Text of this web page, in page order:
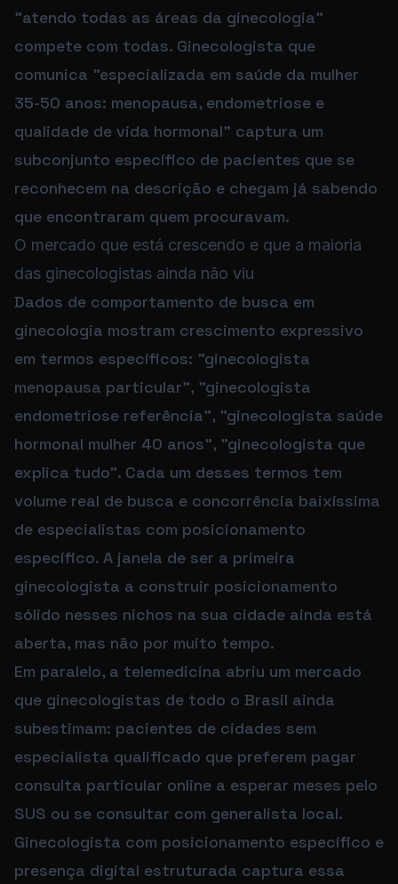
"atendo todas as áreas da ginecologia"
compete com todas. Ginecologista que
comunica "especializada em saúde da mulher
35-50 anos: menopausa, endometriose e
qualidade de vida hormonal" captura um
subconjunto específico de pacientes que se
reconhecem na descrição e chegam já sabendo
que encontraram quem procuravam.
O mercado que está crescendo e que a maioria
das ginecologistas ainda não viu
Dados de comportamento de busca em
ginecologia mostram crescimento expressivo
em termos específicos: "ginecologista
menopausa particular", "ginecologista
endometriose referência", "ginecologista saúde
hormonal mulher 40 anos", "ginecologista que
explica tudo". Cada um desses termos tem
volume real de busca e concorrência baixíssima
de especialistas com posicionamento
específico. A janela de ser a primeira
ginecologista a construir posicionamento
sólido nesses nichos na sua cidade ainda está
aberta, mas não por muito tempo.
Em paralelo, a telemedicina abriu um mercado
que ginecologistas de todo o Brasil ainda
subestimam: pacientes de cidades sem
especialista qualificado que preferem pagar
consulta particular online a esperar meses pelo
SUS ou se consultar com generalista local.
Ginecologista com posicionamento específico e
presença digital estruturada captura essa